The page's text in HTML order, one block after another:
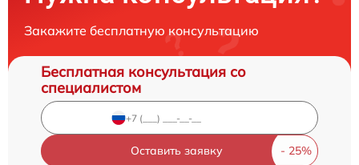
Закажите бесплатную консультацию
Бесплатная консультация со
специалистом
Оставить заявку